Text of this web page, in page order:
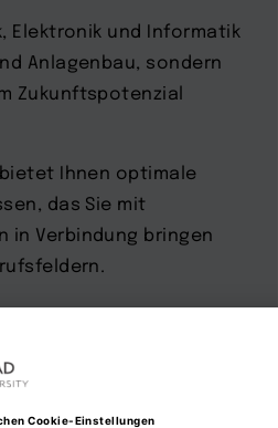
Elektronik und Informatik
Anlagenbau, sondern
Zukunftspotenzial
Ihnen optimale
das Sie mit
in Verbindung bringen